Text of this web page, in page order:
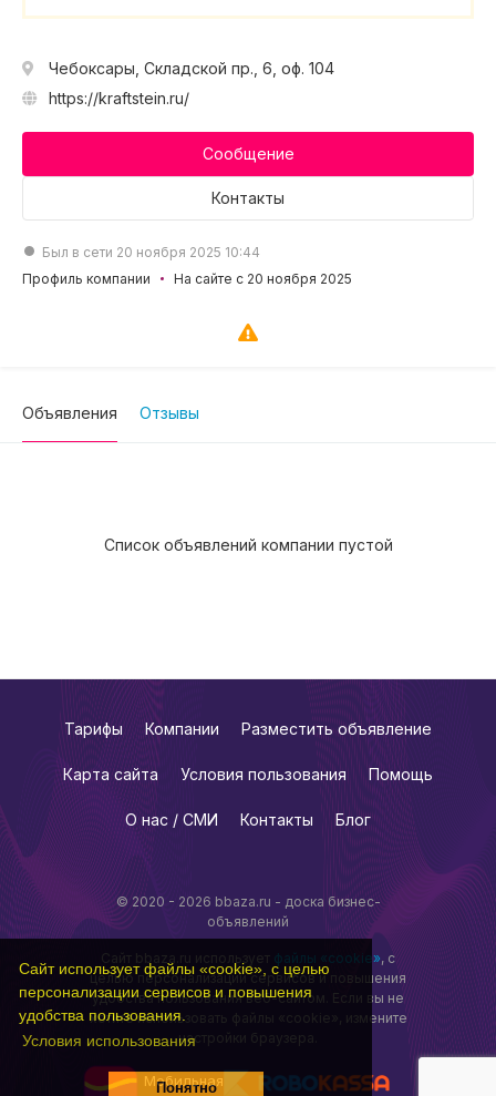
Сайт использует файлы «cookie», с целью
персонализации сервисов и повышения
удобства пользования.
Условия использования
Понятно
Чебоксары, Складcкой пр., 6, оф. 104
https://kraftstein.ru/
Сообщение
Контакты
Был в сети 20 ноября 2025 10:44
Профиль компании
На сайте с 20 ноября 2025
Объявления Отзывы
Список объявлений компании пустой
© 2020 - 2026 bbaza.ru - доска бизнес-
объявлений
Сайт bbaza.ru использует файлы «cookie», с
целью персонализации сервисов и повышения
удобства пользования веб-сайтом. Если вы не
хотите использовать файлы «cookie», измените
настройки браузера.
Мобильная
Тарифы Компании Разместить объявление
Карта сайта Условия пользования Помощь
О нас / СМИ Контакты Блог